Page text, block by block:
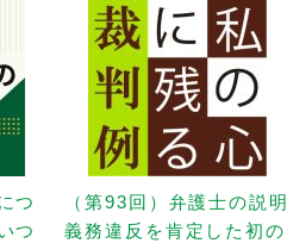
つ
つ
（第93回）弁護士の説明
義務違反を肯定した初の